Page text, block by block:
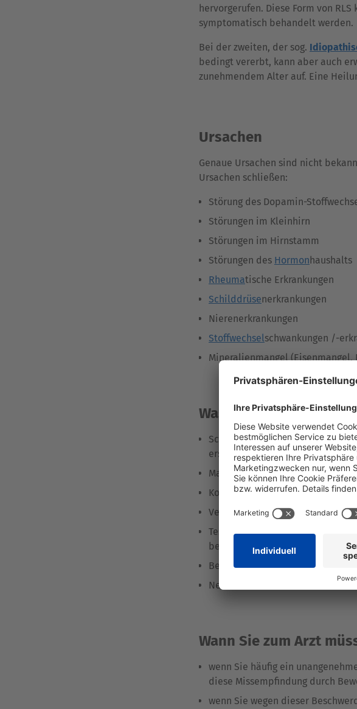
hervorgerufen. Diese Form von
symptomatisch behandelt werden.
Bei der zweiten, der sog.
bedingt vererbt, kann aber auch
zunehmendem Alter auf. Eine
Ursachen
Genaue Ursachen sind nicht
Ursachen schließen:
Störung des Dopamin-
Störungen im Kleinhirn
Störungen im Hirnstamm
Störungen des Hormonhaushalts
Rheumatische Erkrankungen
Schilddrüsenerkrankungen
Nierenerkrankungen
Stoffwechselschwankungen /-
Mineralienmangel
Was Sie tun können
Scheuen Sie sich nicht über
erscheinen und diese zunächst
Mangelerscheinungen
Koffein und Zucker in Maßen
Vermeiden SieNikotinund
Testen Sie ein kurzes kaltes
beides Linderung schaffen)
Beinmassage
Nehmen Sie keine Schlafmittel
Wann Sie zum Arzt
wenn Sie häufig ein
diese Missempfindung durch
wenn Sie wegen dieser